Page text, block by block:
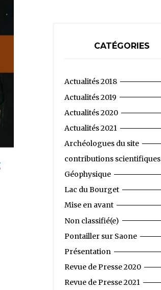
CATÉGORIES
Actualités 2018
Actualités 2019
Actualités 2020
Actualités 2021
Archéologues du site
contributions scientifiques
Géophysique
Lac du Bourget
Mise en avant
Non classifié(e)
Pontailler sur Saone
Présentation
Revue de Presse 2020
Revue de Presse 2021